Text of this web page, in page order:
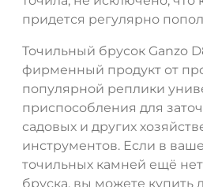
придется регулярно
Точильный брусок Ganzo
фирменный продукт от
популярной реплики
приспособления для
садовых и других
инструментов. Если в
точильных камней ещё
бруска, вы можете купить